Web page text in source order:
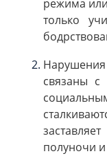
режима
только
связаны
полуночи и